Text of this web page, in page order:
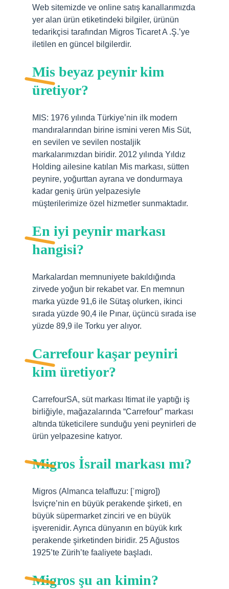
Web sitemizde ve online satış kanallarımızda
yer alan ürün etiketindeki bilgiler, ürünün
tedarikçisi tarafından Migros Ticaret A .Ş.’ye
iletilen en güncel bilgilerdir.
Mis beyaz peynir kim
üretiyor?
MIS: 1976 yılında Türkiye’nin ilk modern
mandıralarından birine ismini veren Mis Süt,
en sevilen ve sevilen nostaljik
markalarımızdan biridir. 2012 yılında Yıldız
Holding ailesine katılan Mis markası, sütten
peynire, yoğurttan ayrana ve dondurmaya
kadar geniş ürün yelpazesiyle
müşterilerimize özel hizmetler sunmaktadır.
En iyi peynir markası
hangisi?
Markalardan memnuniyete bakıldığında
zirvede yoğun bir rekabet var. En memnun
marka yüzde 91,6 ile Sütaş olurken, ikinci
sırada yüzde 90,4 ile Pınar, üçüncü sırada ise
yüzde 89,9 ile Torku yer alıyor.
Carrefour kaşar peyniri
kim üretiyor?
CarrefourSA, süt markası Itimat ile yaptığı iş
birliğiyle, mağazalarında “Carrefour” markası
altında tüketicilere sunduğu yeni peynirleri de
ürün yelpazesine katıyor.
Migros İsrail markası mı?
Migros (Almanca telaffuzu: [ˈmiɡro])
İsviçre’nin en büyük perakende şirketi, en
büyük süpermarket zinciri ve en büyük
işverenidir. Ayrıca dünyanın en büyük kırk
perakende şirketinden biridir. 25 Ağustos
1925’te Zürih’te faaliyete başladı.
Migros şu an kimin?